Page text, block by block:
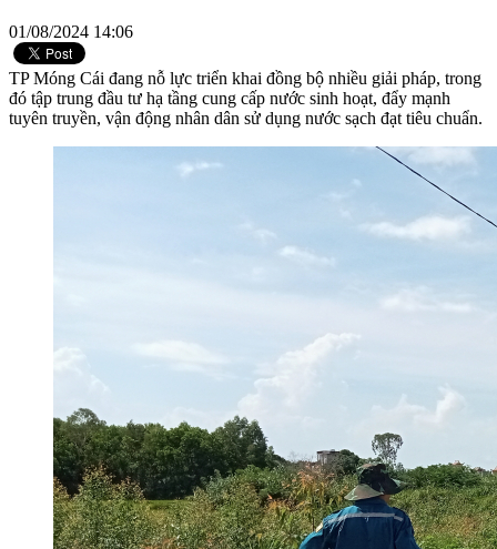
01/08/2024 14:06
TP Móng Cái đang nỗ lực triển khai đồng bộ nhiều giải pháp, trong
đó tập trung đầu tư hạ tầng cung cấp nước sinh hoạt, đẩy mạnh
tuyên truyền, vận động nhân dân sử dụng nước sạch đạt tiêu chuẩn.